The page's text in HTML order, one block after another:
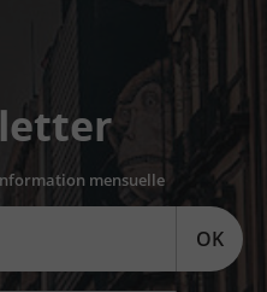
mensuelle
OK